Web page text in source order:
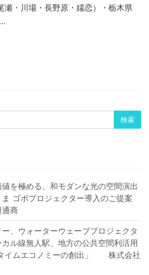
瀬・川場・長野原・嬬恋）・栃木県
を極める、和モダンな光の空間演出
ゴボプロジェクター導入のご提案
商
、ウォーターウェーブプロジェクタ
ル線無人駅、地方の公共空間利活用
イムエコノミーの創出」 株式会社